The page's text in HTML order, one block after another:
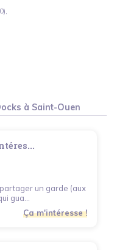
à Saint-Ouen
un garde (aux
gua...
Ça m'intéresse !